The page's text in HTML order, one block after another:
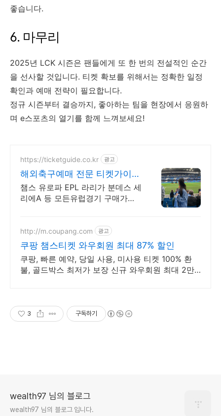
좋습니다.
6. 마무리
2025년 LCK 시즌은 팬들에게 또 한 번의 전설적인 순간
을 선사할 것입니다. 티켓 확보를 위해서는 정확한 일정
확인과 예매 전략이 필요합니다.
정규 시즌부터 결승까지, 좋아하는 팀을 현장에서 응원하
며 e스포츠의 열기를 함께 느껴보세요!
https://ticketguide.co.kr 광고
해외축구예매 전문 티켓가이드
경기당일 입장까지 실시간케어
챔스 유로파 EPL 라리가 분데스 세
리에A 등 모든유럽경기 구매가능
능!
http://m.coupang.com 광고
쿠팡 챔스티켓 와우회원 최대 87% 할인
쿠팡, 빠른 예약, 당일 사용, 미사용 티켓 100% 환
불, 골드박스 최저가 보장 신규 와우회원 최대 2만3
3 구독하기
wealth97 님의 블로그
wealth97 님의 블로그 입니다.